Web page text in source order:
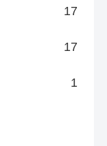
17
17
1